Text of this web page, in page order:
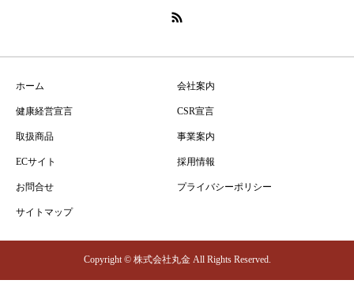
ホーム 会社案内
健康経営宣言 CSR宣言
取扱商品 事業案内
ECサイト 採用情報
お問合せ プライバシーポリシー
サイトマップ
Copyright © 株式会社丸金 All Rights Reserved.